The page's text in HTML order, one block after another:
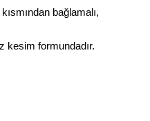
bağlamalı,
kesim formundadır.